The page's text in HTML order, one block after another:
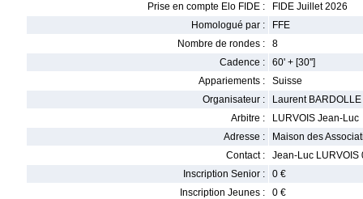
Prise en compte Elo FIDE :
FIDE Juillet 2026
Homologué par :
FFE
Nombre de rondes :
8
Cadence :
60' + [30'']
Appariements :
Suisse
Organisateur :
Laurent BARDOLLE
Arbitre :
LURVOIS Jean-Luc
Adresse :
Maison des
Contact :
Jean-Luc
Inscription Senior :
0 €
Inscription Jeunes :
0 €